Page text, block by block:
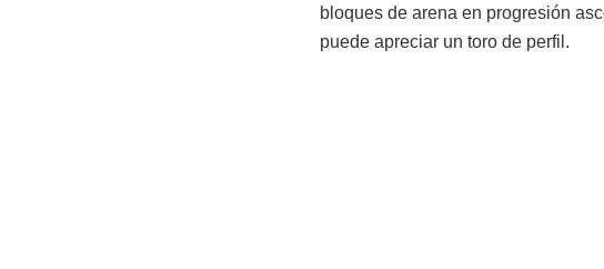
bloques de arena en progresión
puede apreciar un toro de perfil.